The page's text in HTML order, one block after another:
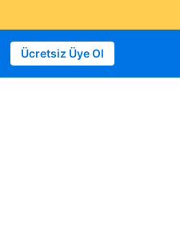
Ücretsiz Üye Ol